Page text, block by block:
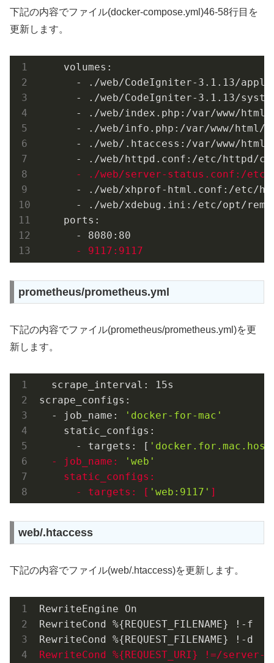
下記の内容でファイル(docker-compose.yml)46-58行目を
更新します。
    volumes:
- ./web/CodeIgniter-3.1.13/
- ./web/CodeIgniter-3.1.13/
- ./web/index.php:/var/www/
- ./web/info.php:/var/www/html/
- ./web/.htaccess:/var/www/
- ./web/xhprof-html.conf:/etc/
- ./web/xdebug.ini:/etc/opt/
    ports:
      - 9117:9117
prometheus/prometheus.yml
下記の内容でファイル(prometheus/prometheus.yml)を更
新します。
  scrape_interval: 15s
scrape_configs:
  - job_name:
'docker-for-mac'
    static_configs:
      - targets: [
  - job_name:
'web'
    static_configs:
      - targets: [
' web :9117' ]
web/.htaccess
下記の内容でファイル(web/.htaccess)を更新します。
RewriteEngine On
RewriteCond %{REQUEST_FILENAME} !-f